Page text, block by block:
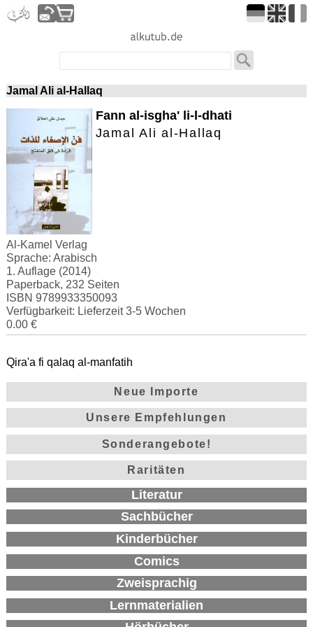
Jamal Ali al-Hallaq
Fann al-isgha' li-l-dhati
Jamal Ali al-Hallaq
Al-Kamel Verlag
Sprache: Arabisch
1. Auflage (2014)
Paperback, 232 Seiten
ISBN 9789933350093
Verfügbarkeit: Lieferzeit 3-5 Wochen
0.00 €
Qira'a fi qalaq al-manfatih
Neue Importe
Unsere Empfehlungen
Sonderangebote!
Raritäten
Literatur
Sachbücher
Kinderbücher
Comics
Zweisprachig
Lernmaterialien